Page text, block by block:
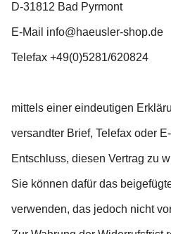
D-31812 Bad Pyrmont
E-Mail info@haeusler-shop.de
Telefax +49(0)5281/620824
mittels einer eindeutigen
versandter Brief, Telefax oder
Entschluss, diesen Vertrag zu
Sie können dafür das
verwenden, das jedoch nicht